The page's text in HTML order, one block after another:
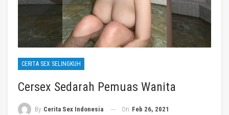
CERITA SEX SELINGKUH
Cersex Sedarah Pemuas Wanita
By Cerita Sex Indonesia On Feb 26, 2021